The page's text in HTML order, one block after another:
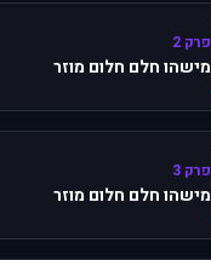
פרק 2
מישהו חלם חלום מוזר
פרק 3
מישהו חלם חלום מוזר